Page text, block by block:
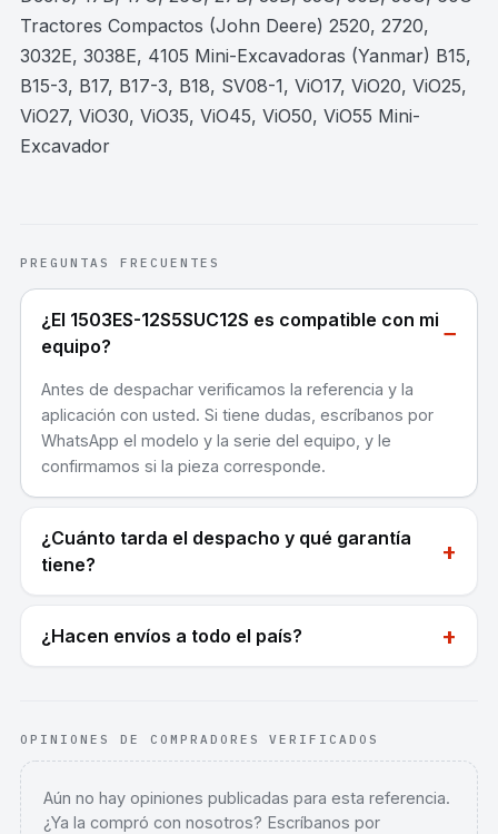
Tractores Compactos (John Deere) 2520, 2720,
3032E, 3038E, 4105 Mini-Excavadoras (Yanmar) B15,
B15-3, B17, B17-3, B18, SV08-1, ViO17, ViO20, ViO25,
ViO27, ViO30, ViO35, ViO45, ViO50, ViO55 Mini-
Excavador
PREGUNTAS FRECUENTES
¿El 1503ES-12S5SUC12S es compatible con mi
equipo?
−
Antes de despachar verificamos la referencia y la
aplicación con usted. Si tiene dudas, escríbanos por
WhatsApp el modelo y la serie del equipo, y le
confirmamos si la pieza corresponde.
¿Cuánto tarda el despacho y qué garantía
tiene?
+
¿Hacen envíos a todo el país? +
OPINIONES DE COMPRADORES VERIFICADOS
Aún no hay opiniones publicadas para esta referencia.
¿Ya la compró con nosotros? Escríbanos por